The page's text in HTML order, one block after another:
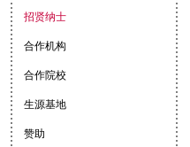
招贤纳士
合作机构
合作院校
生源基地
赞助